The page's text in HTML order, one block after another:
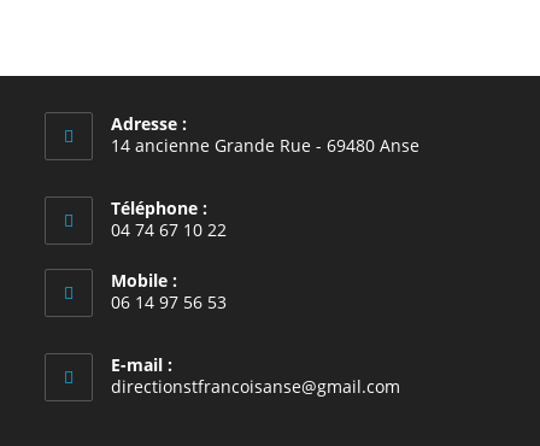
Adresse :
14 ancienne Grande Rue - 69480 Anse
Téléphone :
04 74 67 10 22
Mobile :
06 14 97 56 53
E-mail :
directionstfrancoisanse@gmail.com